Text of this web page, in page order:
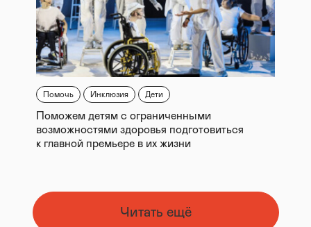
Помочь Инклюзия Дети
Поможем детям с ограниченными
возможностями здоровья подготовиться
к главной премьере в их жизни
Читать ещё